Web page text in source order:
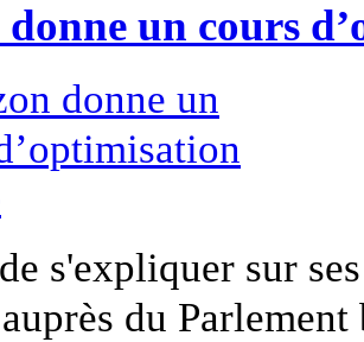
un cours
s'expliquer sur
du